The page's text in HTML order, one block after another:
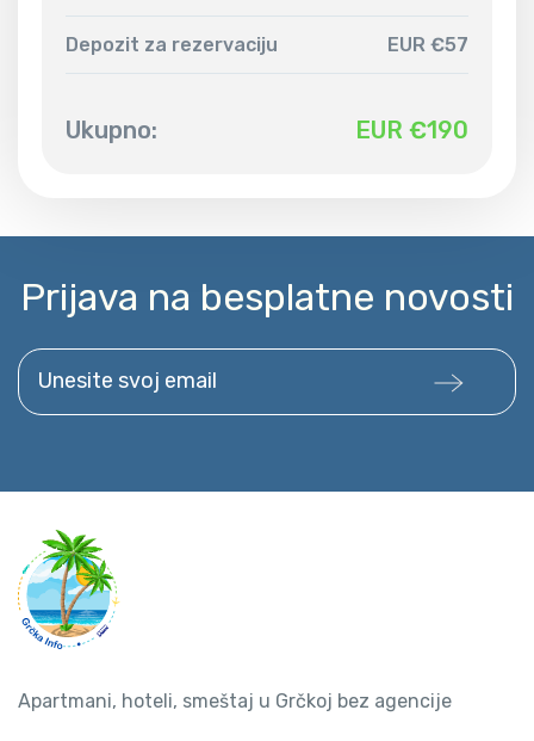
Depozit za rezervaciju EUR €57
Ukupno: EUR €190
Prijava na besplatne novosti
Unesite svoj email
Apartmani, hoteli, smeštaj u Grčkoj bez agencije